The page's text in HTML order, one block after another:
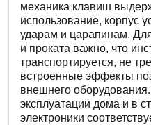
механика клавиш
использование, корпус
ударам и царапинам.
и проката важно, что
транспортируется, не
встроенные эффекты
внешнего
эксплуатации дома и в
электроники